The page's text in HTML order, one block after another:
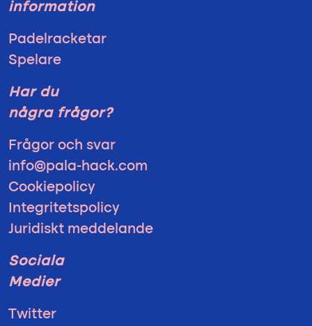
information
Padelracketar
Spelare
Har du
några frågor?
Frågor och svar
info@pala-hack.com
Cookiepolicy
Integritetspolicy
Juridiskt meddelande
Sociala
Medier
Twitter